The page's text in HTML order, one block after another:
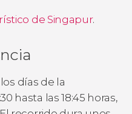
de Singapur.
días de la
hasta las 18:45 horas,